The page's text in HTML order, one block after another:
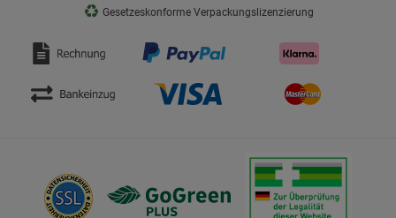
♻ Gesetzeskonforme Verpackungslizenzierung